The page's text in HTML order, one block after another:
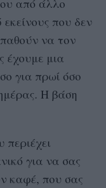
από άλλο
που δεν
να τον
έχουμε μια
για πρωί όσο
Η βάση
για να σας
καφέ, που σας